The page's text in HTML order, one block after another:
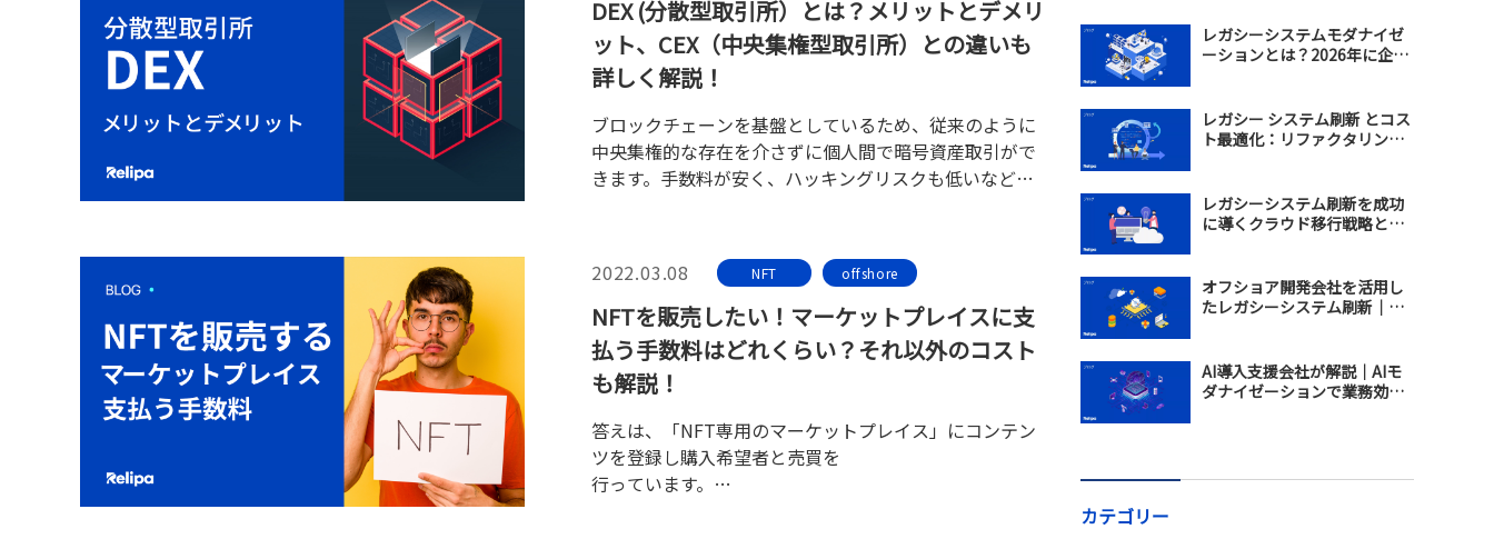
DEX (分散型取引所）とは？メリットとデメリ
ット、CEX（中央集権型取引所）との違いも
詳しく解説！
ブロックチェーンを基盤としているため、従来のように
中央集権的な存在を介さずに個人間で暗号資産取引がで
きます。手数料が安く、ハッキングリスクも低いなど
なる成長が期待されています。
2022.03.08 NFT offshore
NFTを販売したい！マーケットプレイスに支
払う手数料はどれくらい？それ以外のコスト
も解説！
答えは、「NFT専用のマーケットプレイス」にコンテン
ツを登録し購入希望者と売買を
行っています。
レガシーシステムモダナイゼ
ーションとは？2026年に企業
レガシー システム刷新 とコス
ト最適化：リファクタリング
レガシーシステム刷新を成功
に導くクラウド移行戦略と
オフショア開発会社を活用し
たレガシーシステム刷新｜日
AI導入支援会社が解説｜AIモ
ダナイゼーションで業務効率
カテゴリー